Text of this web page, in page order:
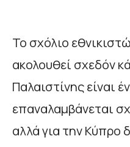
Το σχόλιο
ακολουθεί σχεδόν
Παλαιστίνης είναι
επαναλαμβάνεται
αλλά για την Κύπρο